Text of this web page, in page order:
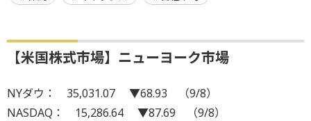
【米国株式市場】ニューヨーク市場
NYダウ： 35,031.07 ▼68.93 （9/8）
NASDAQ： 15,286.64 ▼87.69 （9/8）